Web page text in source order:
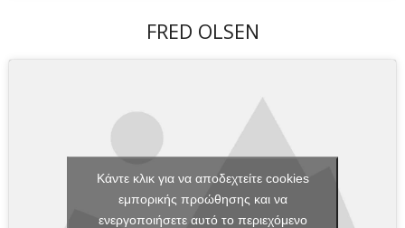
FRED OLSEN
Κάντε κλικ για να αποδεχτείτε cookies
εμπορικής προώθησης και να
ενεργοποιήσετε αυτό το περιεχόμενο